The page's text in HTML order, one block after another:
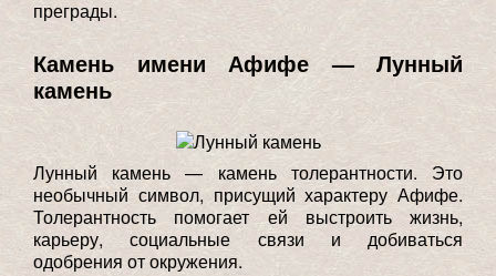
преграды.
Камень имени Афифе — Лунный
камень
Лунный камень — камень толерантности. Это
необычный символ, присущий характеру Афифе.
Толерантность помогает ей выстроить жизнь,
карьеру, социальные связи и добиваться
одобрения от окружения.